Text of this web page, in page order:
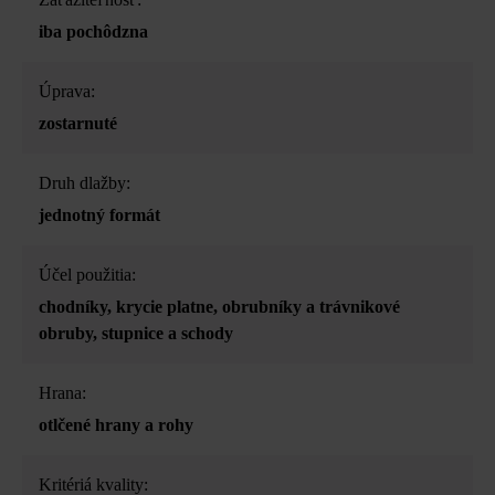
iba pochôdzna
Úprava:
zostarnuté
Druh dlažby:
jednotný formát
Účel použitia:
chodníky, krycie platne, obrubníky a trávnikové
obruby, stupnice a schody
Hrana:
otlčené hrany a rohy
Kritériá kvality: